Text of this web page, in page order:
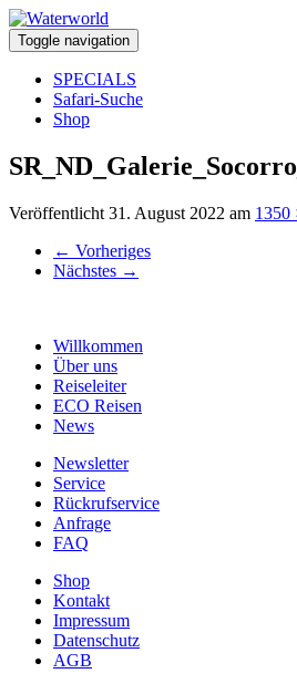
Toggle navigation
SPECIALS
Safari-Suche
Shop
Veröffentlicht 31. August 2022 am 1350
← Vorheriges
Nächstes →
Willkommen
Über uns
Reiseleiter
ECO Reisen
News
Newsletter
Service
Rückrufservice
Anfrage
FAQ
Shop
Kontakt
Impressum
Datenschutz
AGB